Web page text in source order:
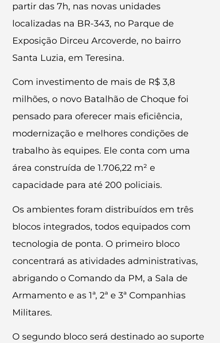
partir das 7h, nas novas unidades
localizadas na BR-343, no Parque de
Exposição Dirceu Arcoverde, no bairro
Santa Luzia, em Teresina.
Com investimento de mais de R$ 3,8
milhões, o novo Batalhão de Choque foi
pensado para oferecer mais eficiência,
modernização e melhores condições de
trabalho às equipes. Ele conta com uma
área construída de 1.706,22 m² e
capacidade para até 200 policiais.
Os ambientes foram distribuídos em três
blocos integrados, todos equipados com
tecnologia de ponta. O primeiro bloco
concentrará as atividades administrativas,
abrigando o Comando da PM, a Sala de
Armamento e as 1ª, 2ª e 3ª Companhias
Militares.
O segundo bloco será destinado ao suporte